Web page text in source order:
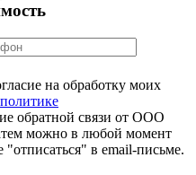
на обработку моих
политике
обратной связи от ООО
можно в любой момент
в email-письме.